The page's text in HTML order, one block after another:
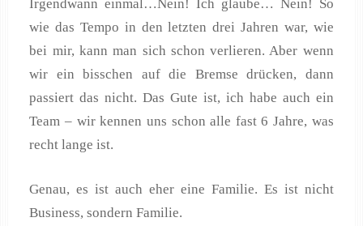
Irgendwann einmal…Nein! Ich glaube… Nein! So
wie das Tempo in den letzten drei Jahren war, wie
bei mir, kann man sich schon verlieren. Aber wenn
wir ein bisschen auf die Bremse drücken, dann
passiert das nicht. Das Gute ist, ich habe auch ein
Team – wir kennen uns schon alle fast 6 Jahre, was
recht lange ist.
Genau, es ist auch eher eine Familie. Es ist nicht
Business, sondern Familie.